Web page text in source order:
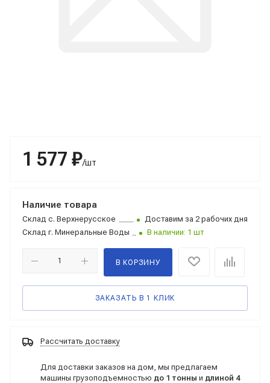
1 577 ₽/шт
Наличие товара
Склад с. Верхнерусское
Доставим за 2 рабочих дня
Склад г. Минеральные Воды В наличии: 1 шт
В КОРЗИНУ
ЗАКАЗАТЬ В 1 КЛИК
Рассчитать доставку
Для доставки заказов на дом, мы предлагаем
машины грузоподъемностью до 1 тонны и длиной 4